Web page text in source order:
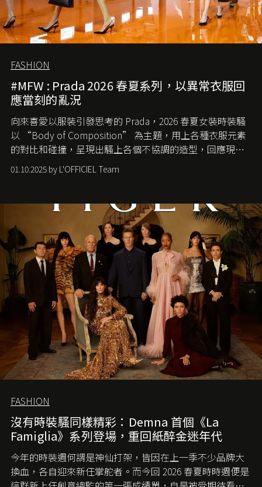
FASHION
#MFW : Prada 2026 春夏系列，以異常衣服回
應當刻的亂況
向來喜愛以服裝引發思考的 Prada，2026 春夏女裝時裝騷
以 “Body of Composition” 為主題，用上各種衣服元素
的對比和碰撞，呈現出騷上各個不協調的造型，回應現今
社會各種資訊、文化超載的現象。
01.10.2025 by L'OFFICIEL Team
FASHION
沒有時裝騷同樣精彩：Demna 首個《La
Famiglia》系列登場，重回紙醉金迷年代
今年的時裝週何謂是神仙打架，皆因在上一季不少品牌大
換血，各自迎來新任掌舵者。而今回 2026 春夏時時週便是